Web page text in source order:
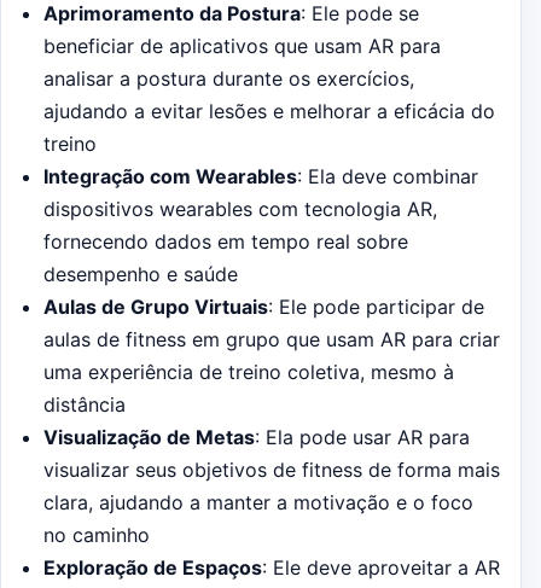
Aprimoramento da Postura: Ele pode se
beneficiar de aplicativos que usam AR para
analisar a postura durante os exercícios,
ajudando a evitar lesões e melhorar a eficácia do
treino
Integração com Wearables: Ela deve combinar
dispositivos wearables com tecnologia AR,
fornecendo dados em tempo real sobre
desempenho e saúde
Aulas de Grupo Virtuais: Ele pode participar de
aulas de fitness em grupo que usam AR para criar
uma experiência de treino coletiva, mesmo à
distância
Visualização de Metas: Ela pode usar AR para
visualizar seus objetivos de fitness de forma mais
clara, ajudando a manter a motivação e o foco
no caminho
Exploração de Espaços: Ele deve aproveitar a AR